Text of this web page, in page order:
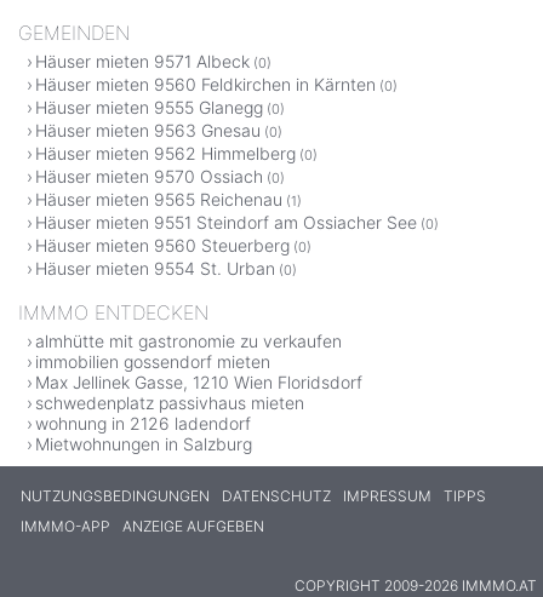
GEMEINDEN
Häuser mieten 9571 Albeck (0)
Häuser mieten 9560 Feldkirchen in Kärnten (0)
Häuser mieten 9555 Glanegg (0)
Häuser mieten 9563 Gnesau (0)
Häuser mieten 9562 Himmelberg (0)
Häuser mieten 9570 Ossiach (0)
Häuser mieten 9565 Reichenau (1)
Häuser mieten 9551 Steindorf am Ossiacher See (0)
Häuser mieten 9560 Steuerberg (0)
Häuser mieten 9554 St. Urban (0)
IMMMO ENTDECKEN
almhütte mit gastronomie zu verkaufen
immobilien gossendorf mieten
Max Jellinek Gasse, 1210 Wien Floridsdorf
schwedenplatz passivhaus mieten
wohnung in 2126 ladendorf
Mietwohnungen in Salzburg
NUTZUNGSBEDINGUNGEN DATENSCHUTZ IMPRESSUM
TIPPS
IMMMO-APP
ANZEIGE AUFGEBEN
COPYRIGHT 2009-2026 IMMMO.AT